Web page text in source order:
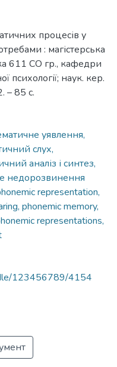
процесів у
: магістерська
611 СО гр., кафедри
психології; наук. кер.
– 85 с.
уявлення,
слух,
аналіз і синтез,
недорозвинення
representation,
phonemic memory,
representations,
123456789/4154